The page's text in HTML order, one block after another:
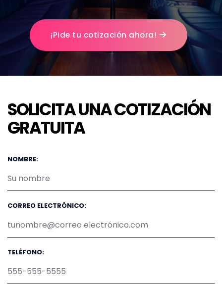
¡Pide tu cotización ahora!
SOLICITA UNA COTIZACIÓN
GRATUITA
NOMBRE:
CORREO ELECTRÓNICO:
TELÉFONO: